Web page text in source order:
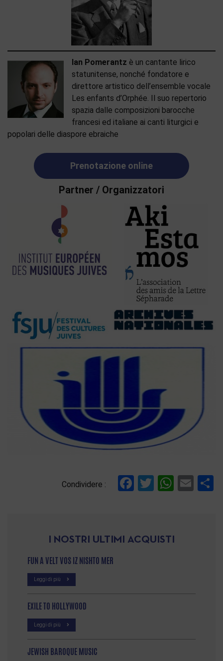
Ian Pomerantz è un cantante lirico
statunitense, nonché fondatore e
direttore artistico dell’ensemble vocale
Les enfants d’Orphée. Il suo repertorio
spazia dalle composizioni barocche
francesi ed italiane ai canti liturgici e
popolari delle diaspore ebraiche
Prenotazione online
Partner / Organizzatori
Condividere : Facebook
Twitter
I NOSTRI ULTIMI ACQUISTI
FUN A VELT VOS IZ NISHTO MER
Leggi di più
EXILE TO HOLLYWOOD
Leggi di più
JEWISH BAROQUE MUSIC